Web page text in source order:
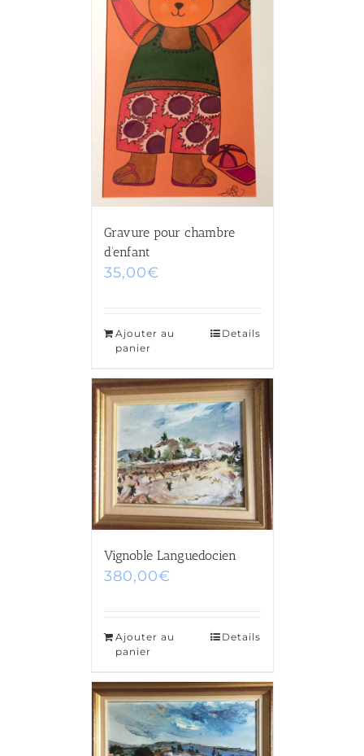
Gravure pour chambre
d’enfant
35,00€
Ajouter au
panier
Details
Vignoble Languedocien
380,00€
Ajouter au
panier
Details